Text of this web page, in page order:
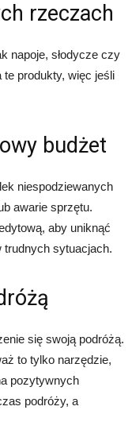
rzeczach
napoje, słodycze czy
produkty, więc jeśli
budżet
niespodziewanych
awarie sprzętu.
aby uniknąć
trudnych sytuacjach.
się swoją podróżą.
to tylko narzędzie,
pozytywnych
podróży, a